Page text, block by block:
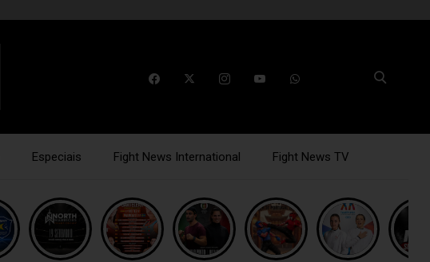
Especiais Fight News International Fight News TV